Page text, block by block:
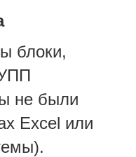
блоки,
не были
Excel или